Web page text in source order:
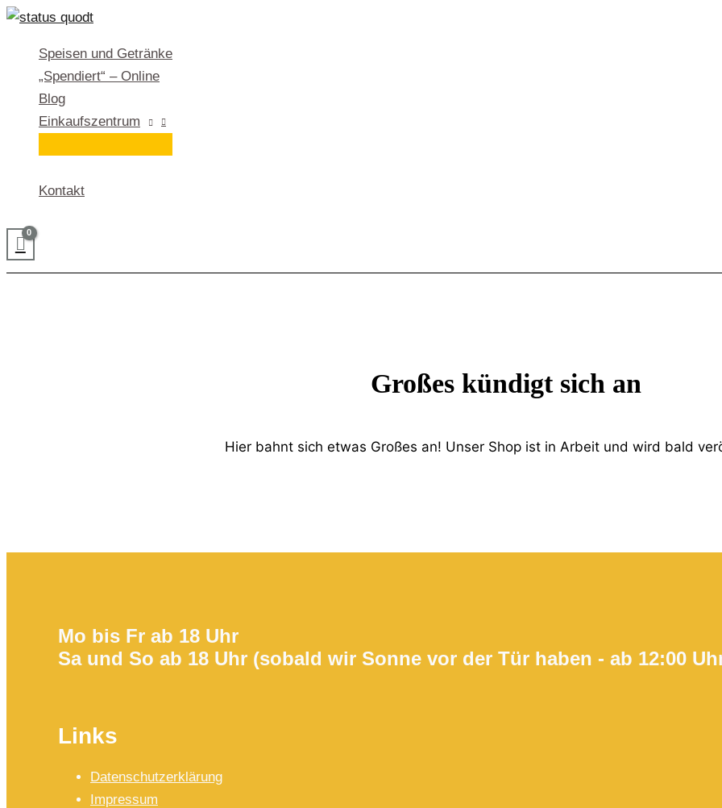
Zum
springenSpeisen und Getränke
„Spendiert“ – Online
Blog
Einkaufszentrum
Kontakt
Großes kündigt sich an
Hier bahnt sich etwas Großes an! Unser Shop ist in Arbeit und wird bald
Mo bis Fr ab 18 Uhr
Sa und So ab 18 Uhr (sobald wir Sonne vor der Tür haben - ab 12:00
Links
Datenschutzerklärung
Impressum